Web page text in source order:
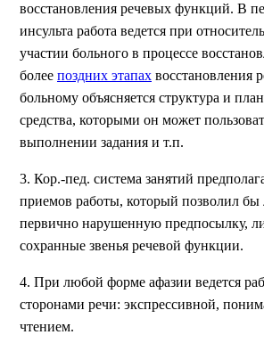
восстановления речевых функций. В
инсульта работа ведется при
участии больного в процессе
более поздних этапах восстановления
больному объясняется структура и
средства, которыми он может
выполнении задания и т.п.
3. Кор.-пед. система занятий
приемов работы, который позволил бы
первично нарушенную предпосылку,
сохранные звенья речевой функции.
4. При любой форме афазии ведется
сторонами речи: экспрессивной,
чтением.